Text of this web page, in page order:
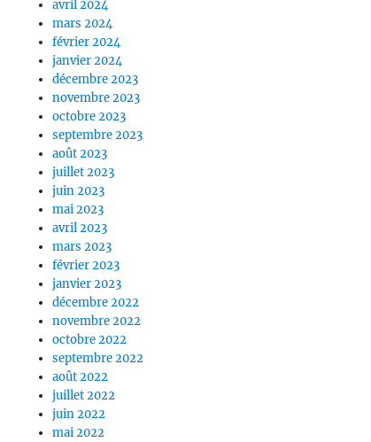
avril 2024
mars 2024
février 2024
janvier 2024
décembre 2023
novembre 2023
octobre 2023
septembre 2023
août 2023
juillet 2023
juin 2023
mai 2023
avril 2023
mars 2023
février 2023
janvier 2023
décembre 2022
novembre 2022
octobre 2022
septembre 2022
août 2022
juillet 2022
juin 2022
mai 2022